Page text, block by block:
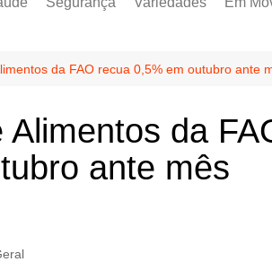
da FAO recua 0,5% em outubro ante
da
ante mês